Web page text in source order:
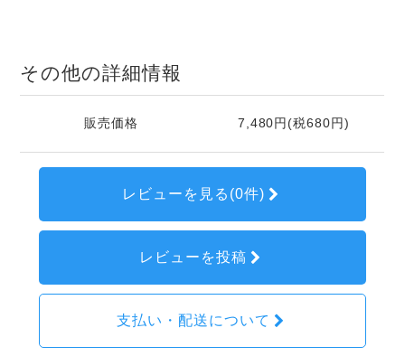
その他の詳細情報
販売価格 7,480円(税680円)
レビューを見る(0件)
レビューを投稿
支払い・配送について